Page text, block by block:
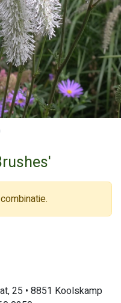
25 • 8851 Koolskamp